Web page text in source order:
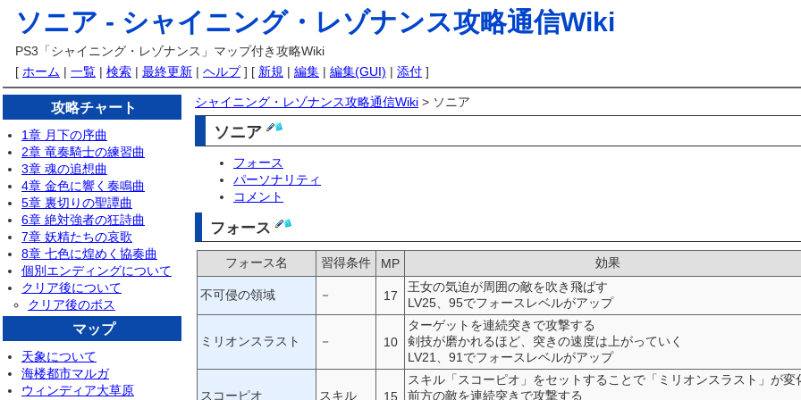
ソニア - シャイニング・レゾナンス攻略通信Wiki
PS3「シャイニング・レゾナンス」マップ付き攻略Wiki
[ ホーム | 一覧 | 検索 | 最終更新 | ヘルプ] [ 新規 | 編集 | 編集(GUI) | 添付 ]
シャイニング・レゾナンス攻略通信Wiki > ソニア
ソニア
フォース
パーソナリティ
コメント
フォース
フォース名 習得条件 MP 効果
不可侵の領域 － 17
王女の気迫が周囲の敵を吹き飛ばす
LV25、95でフォースレベルがアップ
ミリオンスラスト － 10
ターゲットを連続突きで攻撃する
剣技が磨かれるほど、突きの速度は上がっていく
LV21、91でフォースレベルがアップ
スコーピオ スキル 15
スキル「スコーピオ」をセットすることで「ミリオンスラスト」が変
前方の敵を連続突きで攻撃する
攻略チャート
1章 月下の序曲
2章 竜奏騎士の練習曲
3章 魂の追想曲
4章 金色に響く奏鳴曲
5章 裏切りの聖譚曲
6章 絶対強者の狂詩曲
7章 妖精たちの哀歌
8章 七色に煌めく協奏曲
個別エンディングについて
クリア後について
クリア後のボス
マップ
天象について
海楼都市マルガ
ウィンディア大草原